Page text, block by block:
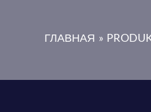
ГЛАВНАЯ